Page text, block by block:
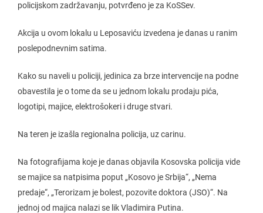
policijskom zadržavanju, potvrđeno je za KoSSev.
Akcija u ovom lokalu u Leposaviću izvedena je danas u ranim
poslepodnevnim satima.
Kako su naveli u policiji, jedinica za brze intervencije na podne
obavestila je o tome da se u jednom lokalu prodaju pića,
logotipi, majice, elektrošokeri i druge stvari.
Na teren je izašla regionalna policija, uz carinu.
Na fotografijama koje je danas objavila Kosovska policija vide
se majice sa natpisima poput „Kosovo je Srbija“, „Nema
predaje“, „Terorizam je bolest, pozovite doktora (JSO)“. Na
jednoj od majica nalazi se lik Vladimira Putina.